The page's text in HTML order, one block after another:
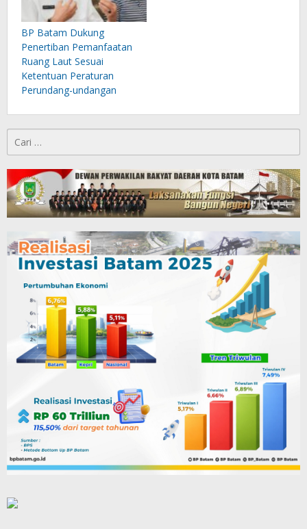
BP Batam Dukung
Penertiban Pemanfaatan
Ruang Laut Sesuai
Ketentuan Peraturan
Perundang-undangan
untuk: